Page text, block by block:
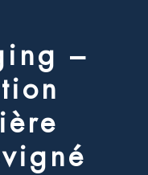
ing –
tion
ière
vigné